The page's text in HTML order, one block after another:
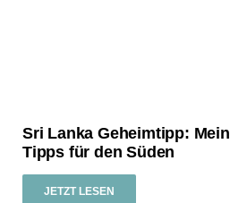
Sri Lanka Geheimtipp:
Tipps für den Süden
JETZT LESEN